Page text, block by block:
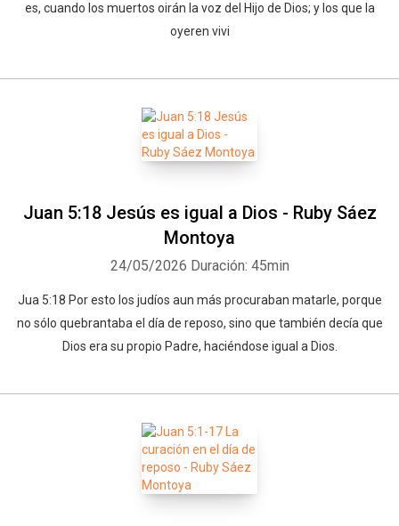
es, cuando los muertos oirán la voz del Hijo de Dios; y los que la
oyeren vivi
Juan 5:18 Jesús es igual a Dios - Ruby Sáez
Montoya
24/05/2026 Duración: 45min
Jua 5:18 Por esto los judíos aun más procuraban matarle, porque
no sólo quebrantaba el día de reposo, sino que también decía que
Dios era su propio Padre, haciéndose igual a Dios.